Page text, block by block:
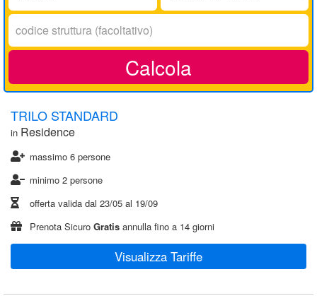
17
Codice
struttura:
Calcola
TRILO STANDARD
in Residence
massimo 6 persone
minimo 2 persone
offerta valida dal 23/05 al 19/09
Prenota Sicuro Gratis annulla fino a 14 giorni
Visualizza Tariffe